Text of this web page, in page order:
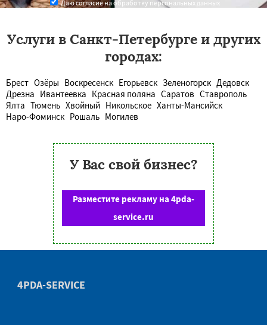
Даю согласие на обработку персональных данных
Услуги в Санкт-Петербурге и других
городах:
Брест Озёры Воскресенск Егорьевск Зеленогорск Дедовск
Дрезна Ивантеевка Красная поляна Саратов Ставрополь
Ялта Тюмень Хвойный Никольское Ханты-Мансийск
Наро-Фоминск Рошаль Могилев
У Вас свой бизнес?
Разместите рекламу на 4pda-
service.ru
4PDA-SERVICE